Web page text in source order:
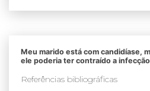
Meu marido está com candidíase,
ele poderia ter contraído a
Referências bibliográficas